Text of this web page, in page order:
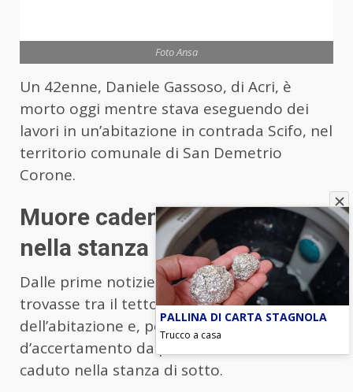
Foto Ansa
Un 42enne, Daniele Gassoso, di Acri, è
morto oggi mentre stava eseguendo dei
lavori in un’abitazione in contrada Scifo, nel
territorio comunale di San Demetrio
Corone.
Muore cadendo dal solaio
nella stanza di sotto
Dalle prime notizie, sembra che l’uomo si
trovasse tra il tetto e il solaio
dell’abitazione e, per cause in corso
d’accertamento da parte dei carabinieri, sia
caduto nella stanza di sotto.
PALLINA DI CARTA STAGNOLA
Trucco a casa